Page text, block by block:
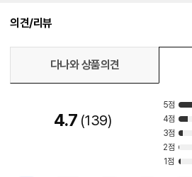
의견/리뷰
다나와 상품의견
4.7 139
5점
4점
3점
2점
1점